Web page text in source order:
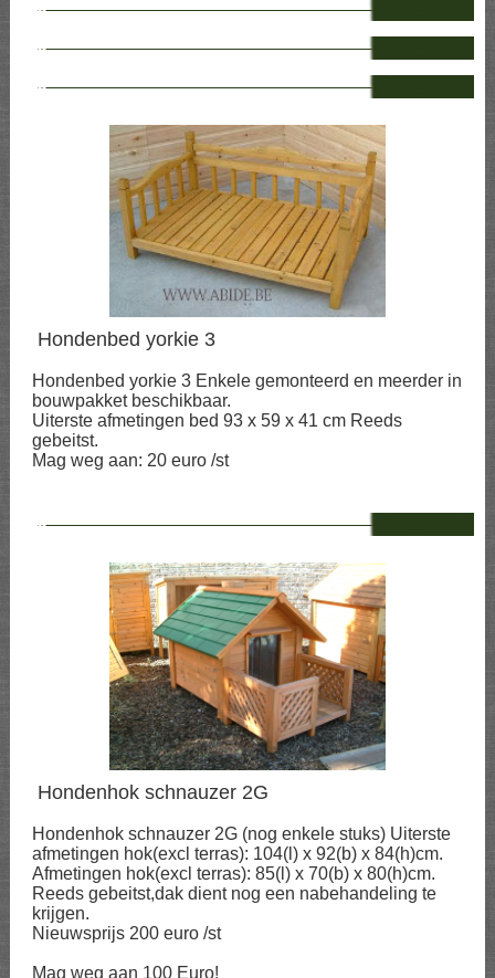
--
--
--
Hondenbed yorkie 3
Hondenbed yorkie 3 Enkele gemonteerd en meerder in
bouwpakket beschikbaar.
Uiterste afmetingen bed 93 x 59 x 41 cm Reeds
gebeitst.
Mag weg aan: 20 euro /st
--
Hondenhok schnauzer 2G
Hondenhok schnauzer 2G (nog enkele stuks) Uiterste
afmetingen hok(excl terras): 104(l) x 92(b) x 84(h)cm.
Afmetingen hok(excl terras): 85(l) x 70(b) x 80(h)cm.
Reeds gebeitst,dak dient nog een nabehandeling te
krijgen.
Nieuwsprijs 200 euro /st
Mag weg aan 100 Euro!